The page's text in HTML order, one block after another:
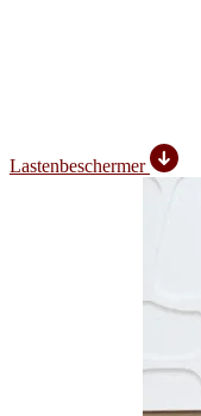
Lastenbeschermer